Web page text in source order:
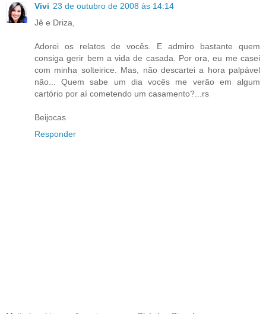
Vivi 23 de outubro de 2008 às 14:14
Jê e Driza,
Adorei os relatos de vocês. E admiro bastante quem
consiga gerir bem a vida de casada. Por ora, eu me casei
com minha solteirice. Mas, não descartei a hora palpável
não... Quem sabe um dia vocês me verão em algum
cartório por aí cometendo um casamento?...rs
Beijocas
Responder